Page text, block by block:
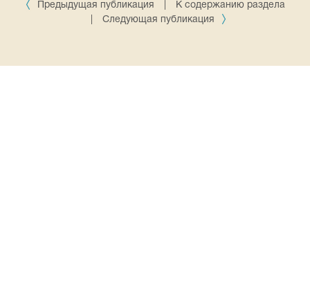
Предыдущая публикация
К содержанию раздела
Следующая публикация